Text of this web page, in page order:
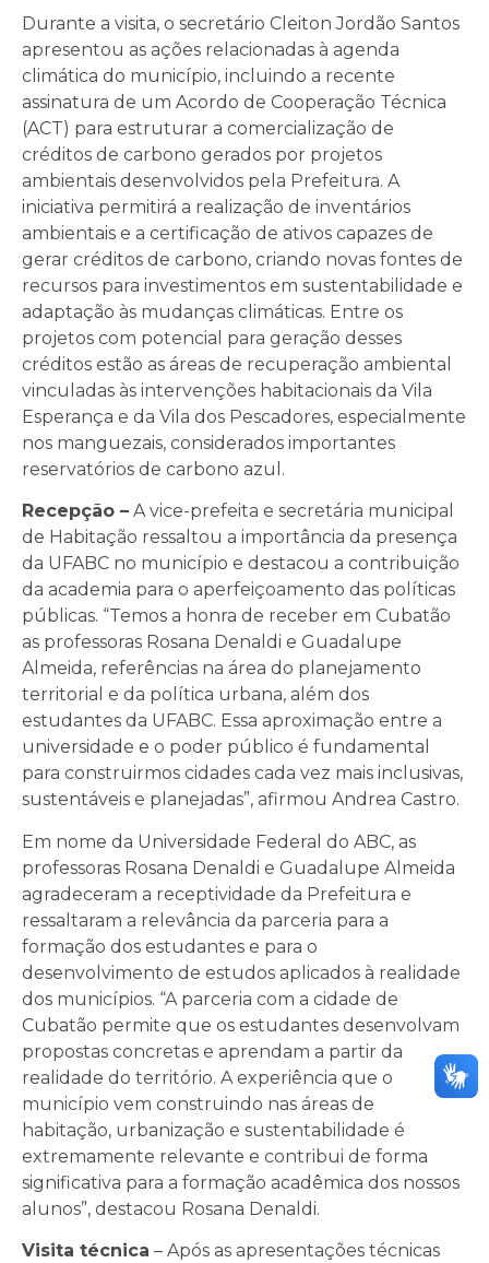
Durante a visita, o secretário Cleiton Jordão Santos
apresentou as ações relacionadas à agenda
climática do município, incluindo a recente
assinatura de um Acordo de Cooperação Técnica
(ACT) para estruturar a comercialização de
créditos de carbono gerados por projetos
ambientais desenvolvidos pela Prefeitura. A
iniciativa permitirá a realização de inventários
ambientais e a certificação de ativos capazes de
gerar créditos de carbono, criando novas fontes de
recursos para investimentos em sustentabilidade e
adaptação às mudanças climáticas. Entre os
projetos com potencial para geração desses
créditos estão as áreas de recuperação ambiental
vinculadas às intervenções habitacionais da Vila
Esperança e da Vila dos Pescadores, especialmente
nos manguezais, considerados importantes
reservatórios de carbono azul.
Recepção – A vice-prefeita e secretária municipal
de Habitação ressaltou a importância da presença
da UFABC no município e destacou a contribuição
da academia para o aperfeiçoamento das políticas
públicas. “Temos a honra de receber em Cubatão
as professoras Rosana Denaldi e Guadalupe
Almeida, referências na área do planejamento
territorial e da política urbana, além dos
estudantes da UFABC. Essa aproximação entre a
universidade e o poder público é fundamental
para construirmos cidades cada vez mais inclusivas,
sustentáveis e planejadas”, afirmou Andrea Castro.
Em nome da Universidade Federal do ABC, as
professoras Rosana Denaldi e Guadalupe Almeida
agradeceram a receptividade da Prefeitura e
ressaltaram a relevância da parceria para a
formação dos estudantes e para o
desenvolvimento de estudos aplicados à realidade
dos municípios. “A parceria com a cidade de
Cubatão permite que os estudantes desenvolvam
propostas concretas e aprendam a partir da
realidade do território. A experiência que o
município vem construindo nas áreas de
habitação, urbanização e sustentabilidade é
extremamente relevante e contribui de forma
significativa para a formação acadêmica dos nossos
alunos”, destacou Rosana Denaldi.
Visita técnica – Após as apresentações técnicas